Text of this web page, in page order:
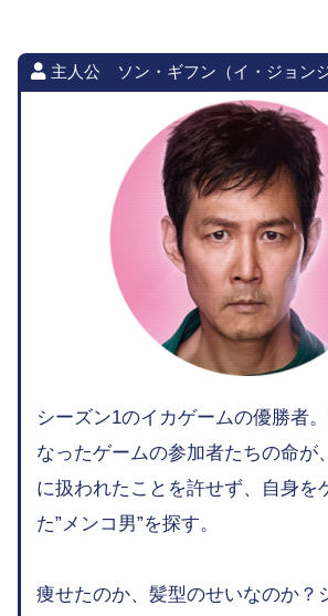
主人公 ソン・ギフン（イ・ジョンジ
シーズン1のイカゲームの優勝者
なったゲームの参加者たちの命が
に扱われたことを許せず、自身を
た”メンコ男”を探す。
痩せたのか、髪型のせいなのか？